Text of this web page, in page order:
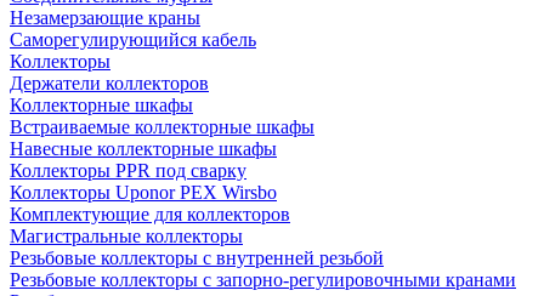
Незамерзающие краны
Саморегулирующийся кабель
Коллекторы
Держатели коллекторов
Коллекторные шкафы
Встраиваемые коллекторные шкафы
Навесные коллекторные шкафы
Коллекторы PPR под сварку
Коллекторы Uponor PEX Wirsbo
Комплектующие для коллекторов
Магистральные коллекторы
Резьбовые коллекторы с внутренней резьбой
Резьбовые коллекторы с запорно-регулировочными кранами